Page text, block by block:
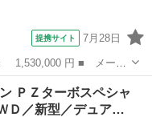
提携サイト 7月28日
レード名： ＪＯＩ
ディオＢカメラ 認定中
ＰＺターボスペシャ
Ｄ／新型／デュア…